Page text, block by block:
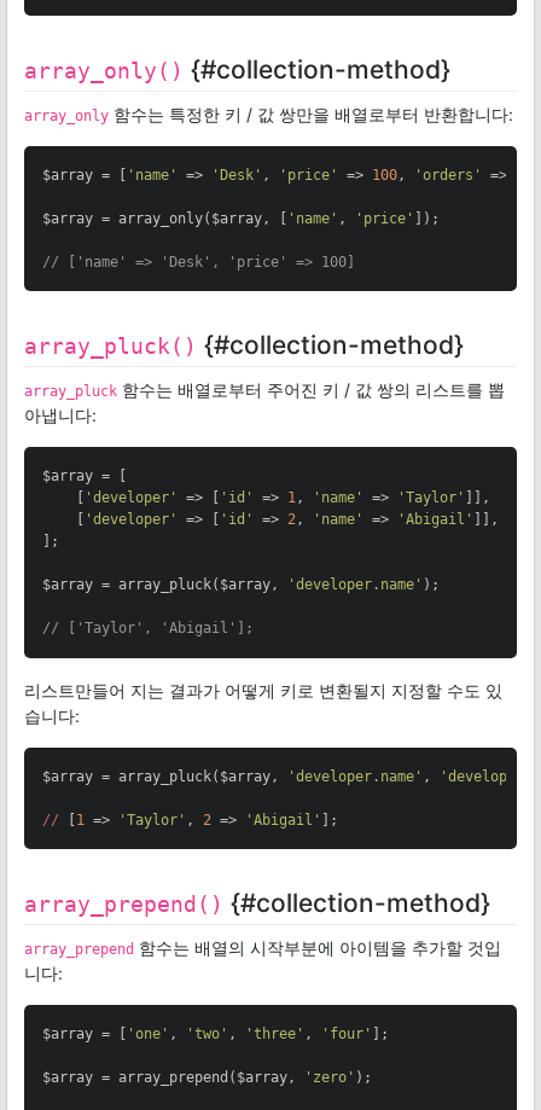
array_only() {#collection-method}
array_only 함수는 특정한 키 / 값 쌍만을 배열로부터 반환합니다:
$array = [ 'name' => 'Desk' , 'price' => 100, 'orders' =>
$array = array_only($array, [ 'name' , 'price' ]);
// ['name' => 'Desk', 'price' => 100]
array_pluck() {#collection-method}
array_pluck 함수는 배열로부터 주어진 키 / 값 쌍의 리스트를 뽑
아냅니다:
$array = [
'developer' => [ 'id' => 1, 'name' => 'Taylor'
]],
'developer' => [ 'id' => 2, 'name' => 'Abigail'
]],
];
$array = array_pluck($array, 'developer.name' );
// ['Taylor', 'Abigail'];
리스트만들어 지는 결과가 어떻게 키로 변환될지 지정할 수도 있
습니다:
$array = array_pluck($array, 'developer.name' ,
// [1 => 'Taylor' , 2 => 'Abigail' ];
array_prepend() {#collection-method}
array_prepend 함수는 배열의 시작부분에 아이템을 추가할 것입
니다:
$array = [ 'one' , 'two' , 'three' , 'four' ];
$array = array_prepend($array, 'zero' );